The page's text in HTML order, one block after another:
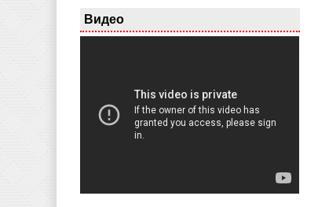
Видео